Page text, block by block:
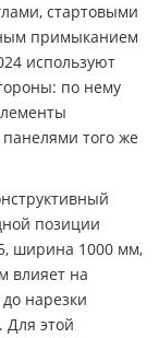
стартовыми
примыканием
используют
по нему
того же
позиции
ширина 1000 мм,
влияет на
нарезки
Для этой